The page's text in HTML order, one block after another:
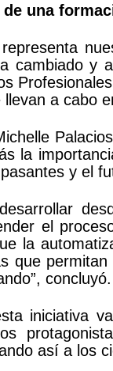
una
representa
cambiado y
a cabo
la
y el
el
la
que
concluyó.
iniciativa
así a los